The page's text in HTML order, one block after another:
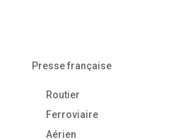
Presse française
Routier
Ferroviaire
Aérien